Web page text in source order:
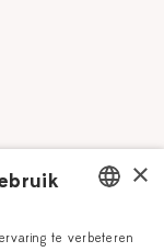
DUTCH
×
te verbeteren